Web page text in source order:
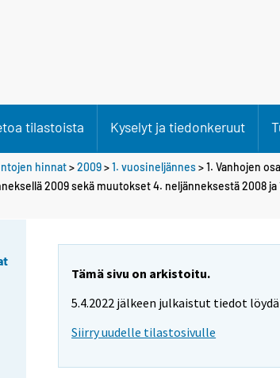
tilastoista Kyselyt ja tiedonkeruut
hinnat>2009>1. vuosineljännes> 1. Vanhojen
2009 sekä muutokset 4. neljänneksestä 2008
Tämä sivu on arkistoitu.
5.4.2022 jälkeen julkaistut tiedot
Siirry uudelle tilastosivulle